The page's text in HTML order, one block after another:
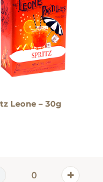
Leone – 30g